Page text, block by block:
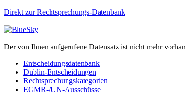
Direkt zur Rechtsprechungs-Datenbank
Der von Ihnen aufgerufene Datensatz ist nicht mehr
Entscheidungsdatenbank
Dublin-Entscheidungen
Rechtsprechungskategorien
EGMR-/UN-Ausschüsse